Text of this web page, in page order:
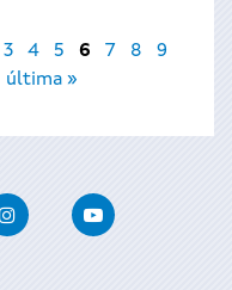
3 4 5 6 7 8
9
última »
InstagramYoutube